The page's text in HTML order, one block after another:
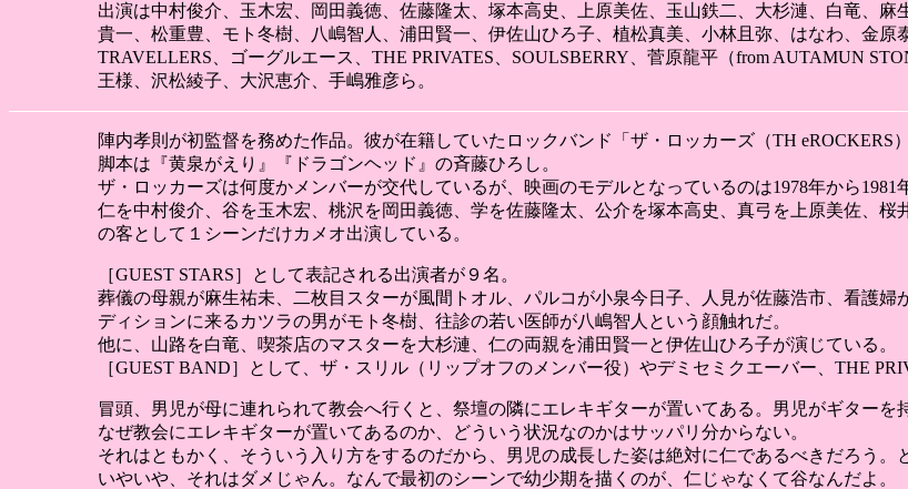
出演は中村俊介、玉木宏、岡田義徳、佐藤隆太、塚本高史、上原美佐、玉山鉄二、大杉漣、白竜、
貴一、松重豊、モト冬樹、八嶋智人、浦田賢一、伊佐山ひろ子、植松真美、小林且弥、はなわ、金原
TRAVELLERS、ゴーグルエース、THE PRIVATES、SOULSBERRY、菅原龍平（from AUTAMUN
王様、沢松綾子、大沢恵介、手嶋雅彦ら。
陣内孝則が初監督を務めた作品。彼が在籍していたロックバンド「ザ・ロッカーズ（TH eROCKERS
脚本は『黄泉がえり』『ドラゴンヘッド』の斉藤ひろし。
ザ・ロッカーズは何度かメンバーが交代しているが、映画のモデルとなっているのは1978年から1981
仁を中村俊介、谷を玉木宏、桃沢を岡田義徳、学を佐藤隆太、公介を塚本高史、真弓を上原美佐、
の客として１シーンだけカメオ出演している。
［GUEST STARS］として表記される出演者が９名。
葬儀の母親が麻生祐未、二枚目スターが風間トオル、パルコが小泉今日子、人見が佐藤浩市、看護
ディションに来るカツラの男がモト冬樹、往診の若い医師が八嶋智人という顔触れだ。
他に、山路を白竜、喫茶店のマスターを大杉漣、仁の両親を浦田賢一と伊佐山ひろ子が演じている。
［GUEST BAND］として、ザ・スリル（リップオフのメンバー役）やデミセミクエーバー、THE
冒頭、男児が母に連れられて教会へ行くと、祭壇の隣にエレキギターが置いてある。男児がギターを
なぜ教会にエレキギターが置いてあるのか、どういう状況なのかはサッパリ分からない。
それはともかく、そういう入り方をするのだから、男児の成長した姿は絶対に仁であるべきだろう。
いやいや、それはダメじゃん。なんで最初のシーンで幼少期を描くのが、仁じゃなくて谷なんだよ。